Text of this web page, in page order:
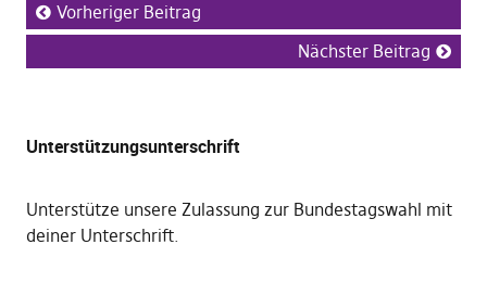
Vorheriger Beitrag
Nächster Beitrag
Unterstützungsunterschrift
Unterstütze unsere Zulassung zur Bundestagswahl mit
deiner Unterschrift.